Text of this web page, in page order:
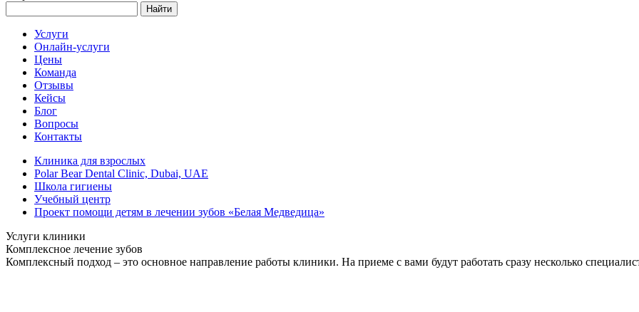
Найти
Услуги
Онлайн-услуги
Цены
Команда
Отзывы
Кейсы
Блог
Вопросы
Контакты
Клиника для взрослых
Polar Bear Dental Clinic, Dubai, UAE
Школа гигиены
Учебный центр
Проект помощи детям в лечении зубов «Белая Медведица»
Услуги клиники
Комплексное лечение зубов
Комплексный подход – это основное направление работы клиники. На приеме с вами будут работать сразу несколько